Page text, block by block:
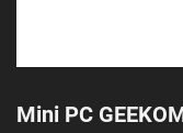
Mini PC